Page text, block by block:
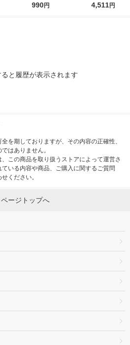
ｃｍ用
Ｍ ２３．５〜２５ｃ
990円
-43-JAN-BP 1
4,511円
と履歴が表示されます
を期しておりますが、その内容の正確性、
はありません。
この商品を取り扱うストアによって運営さ
いる内容や商品、ご購入に関するご質問
ください。
ページトップへ